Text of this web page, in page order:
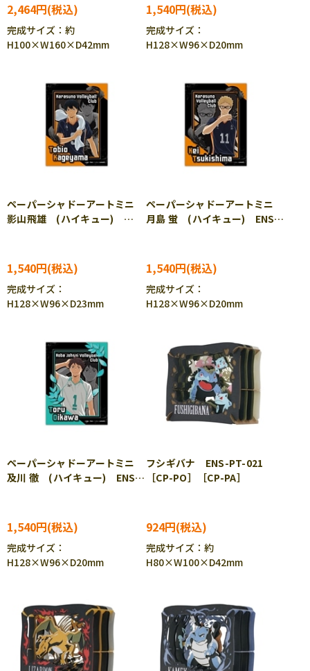
2,464円
完成サイズ：約
H100×W160×D42mm
1,540円
完成サイズ：
H128×W96×D20mm
ペーパーシャドーアートミニ
影山飛雄 (ハイキュー)
1,540円
完成サイズ：
H128×W96×D23mm
ペーパーシャドーアートミニ
月島 蛍 (ハイキュー) ENS-
1,540円
完成サイズ：
H128×W96×D20mm
ペーパーシャドーアートミニ
及川 徹 (ハイキュー) ENS-
1,540円
完成サイズ：
H128×W96×D20mm
フシギバナ ENS-PT-021
［CP-PO］［CP-PA］
924円
完成サイズ：約
H80×W100×D42mm